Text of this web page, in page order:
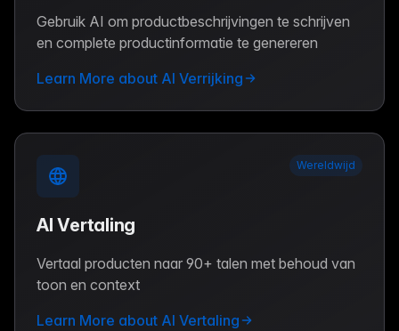
Gebruik AI om productbeschrijvingen te schrijven
en complete productinformatie te genereren
Learn More about AI Verrijking
Wereldwijd
AI Vertaling
Vertaal producten naar 90+ talen met behoud van
toon en context
Learn More about AI Vertaling